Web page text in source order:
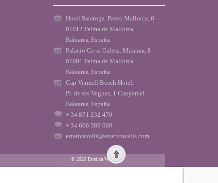
Hotel Saratoga. Paseo Mallorca, 6
07012 Palma de Mallorca
Baleares, España
Palacio Ca sa Galesa. Miramar, 8
07001 Palma de Mallorca
Baleares, España
Cap Vermell Beach Hotel,
Pl. de ses Vegues, 1 Canyamel
Baleares, España
+ 34 871 232 470
+ 34 606 389 069
esteticavelis@esteticavelis.com
© 2026 Estetica Velis